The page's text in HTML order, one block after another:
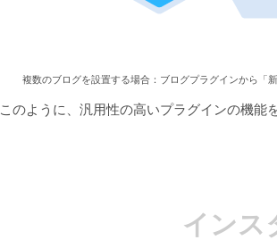
複数のブログを設置する場合：ブログプラグインから「
このように、汎用性の高いプラグインの機
インス